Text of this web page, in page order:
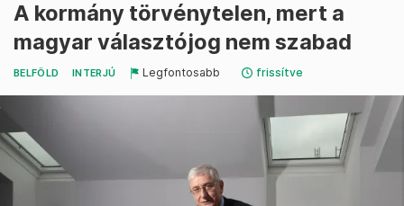
A kormány törvénytelen, mert a
magyar választójog nem szabad
BELFÖLD INTERJÚ Legfontosabb frissítve